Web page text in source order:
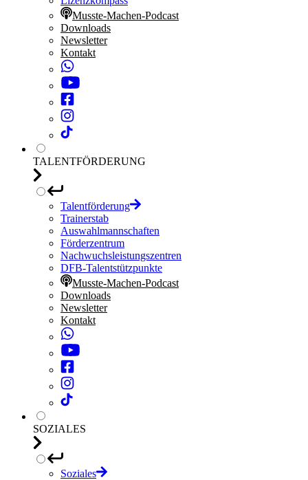
Musste-Machen-Podcast
Downloads
Newsletter
Kontakt
TALENTFÖRDERUNG
Talentförderung
Trainerstab
Auswahlmannschaften
Förderzentrum
Nachwuchsleistungszentren
DFB-Talentstützpunkte
Musste-Machen-Podcast
Downloads
Newsletter
Kontakt
SOZIALES
Soziales